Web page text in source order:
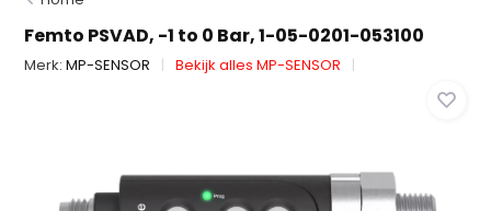
Femto PSVAD, -1 to 0 Bar, 1-05-0201-053100
Merk:MP-SENSOR Bekijk alles MP-SENSOR